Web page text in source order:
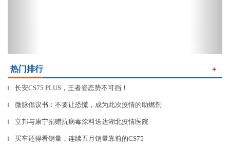
热门排行 ＋
▎ 长安CS75 PLUS，王者姿态势不可挡！
▎ 微脉倡议书：不要让恐慌，成为此次疫情的助燃剂
▎ 立邦与康宁捐赠抗病毒涂料送达湖北疫情医院
▎ 买车还得看销量，连续五月销量靠前的CS75